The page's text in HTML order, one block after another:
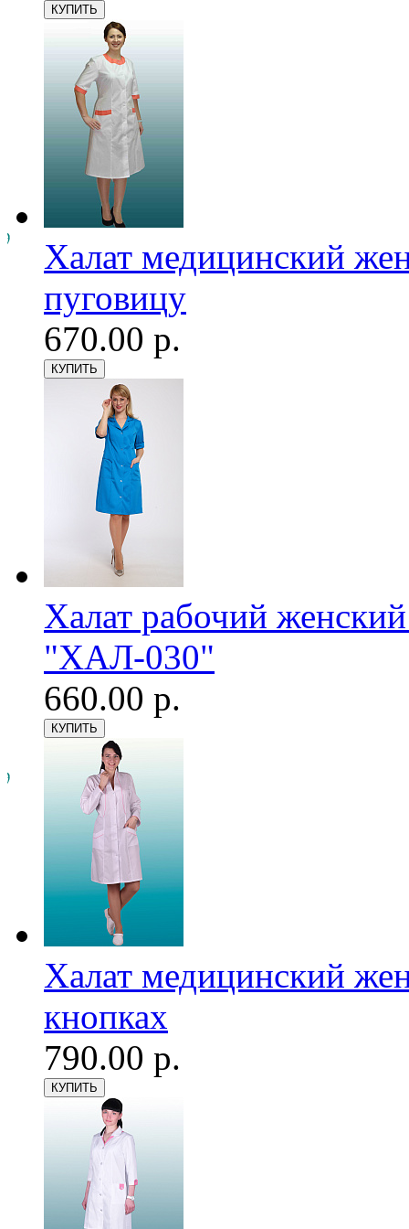
Халат медицинский
пуговицу
670.00 р.
Халат рабочий
"ХАЛ-030"
660.00 р.
Халат медицинский
кнопках
790.00 р.